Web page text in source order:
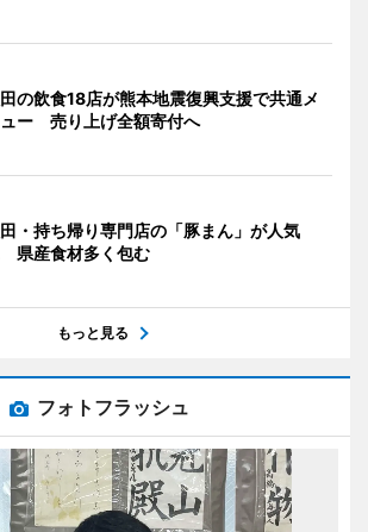
の飲食18店が熊本地震復興支援で共通メ
ー 売り上げ全額寄付へ
・持ち帰り専門店の「豚まん」が人気
県産食材多く包む
もっと見る
フォトフラッシュ